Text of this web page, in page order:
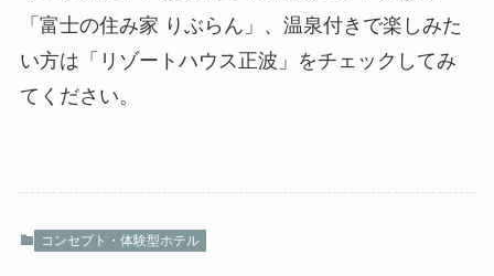
「富士の住み家 りぶらん」、温泉付きで楽しみた
い方は「リゾートハウス正波」をチェックしてみ
てください。
コンセプト・体験型ホテル